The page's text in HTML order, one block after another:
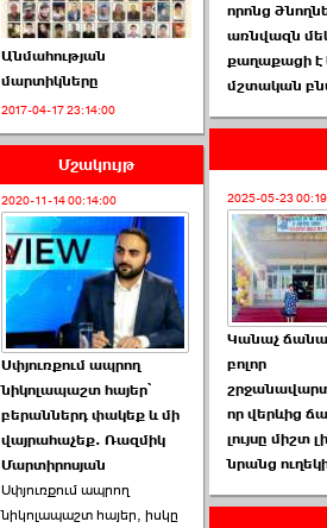
ՍԴ-ն հուլիսի 1-ին
կհեռանա ›››
2026-07-01 00:08:00
Աննա Վարդապետյանն
ուղերձ է հղել ›››
2026-06-25 23:21:00
Անմահության
մարտիկները
2017-04-17 23:14:00
Մշակույթ
2020-11-14 00:14:00
Սփյուռքում ապրող
նիկոլապաշտ հայեր՝
բերաններդ փակեք և մի
վայրահաչեք. Ռազմիկ
Մարտիրոսյան
Սփյուռքում ապրող
նիկոլապաշտ հայեր, իսկը
որոնց
առնվազն
քաղաքացի է
մշտական
2025-05-23
Կանաչ
բոլոր
որ վերևից
լույսը միշտ
նրանց